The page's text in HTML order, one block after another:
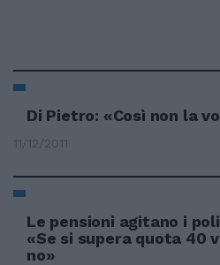
Di Pietro: «Così non la
11/12/2011
Le pensioni agitano i
«Se si supera quota 40
no»